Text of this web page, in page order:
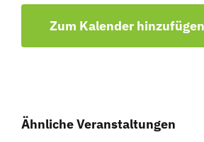
Zum Kalender hinzufügen
Ähnliche Veranstaltungen